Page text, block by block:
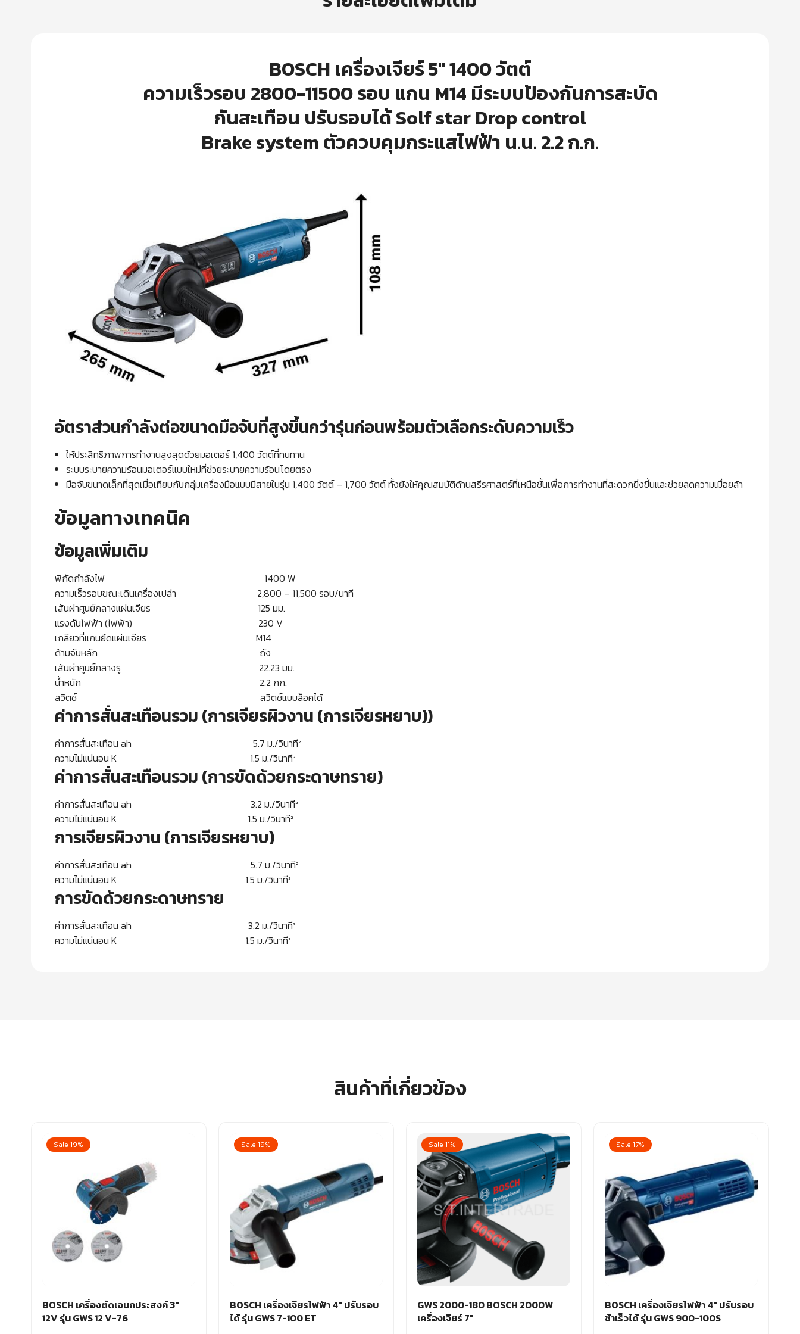
BOSCH เครื่องเจียร์ 5″ 1400 วัตต์
ความเร็วรอบ 2800-11500 รอบ แกน M14 มีระบบป้องกันการสะบัด
กันสะเทือน ปรับรอบได้ Solf star Drop control
Brake system ตัวควบคุมกระแสไฟฟ้า น.น. 2.2 ก.ก.
อัตราส่วนกำลังต่อขนาดมือจับที่สูงขึ้นกว่ารุ่นก่อนพร้อมตัวเลือกระดับความเร็ว
ให้ประสิทธิภาพการทำงานสูงสุดด้วยมอเตอร์ 1,400 วัตต์ที่ทนทาน
ระบบระบายความร้อนมอเตอร์แบบใหม่ที่ช่วยระบายความร้อนโดยตรง
มือจับขนาดเล็กที่สุดเมื่อเทียบกับกลุ่มเครื่องมือแบบมีสายในรุ่น 1,400 วัตต์ – 1,700 วัตต์ ทั้งยังให้คุณสมบัติด้านสรีรศาสตร์ที่เหนือชั้นเพื่อการทำงานที่สะดวกยิ่งขึ้นและช่วยลดความเมื่อยล้า
ข้อมูลทางเทคนิค
ข้อมูลเพิ่มเติม
พิกัดกำลังไฟ 1400 W
ความเร็วรอบขณะเดินเครื่องเปล่า 2,800 – 11,500 รอบ/นาที
เส้นผ่าศูนย์กลางแผ่นเจียร 125 มม.
แรงดันไฟฟ้า (ไฟฟ้า) 230 V
เกลียวที่แกนยึดแผ่นเจียร M14
ด้ามจับหลัก ถัง
เส้นผ่าศูนย์กลางรู 22.23 มม.
น้ำหนัก 2.2 กก.
สวิตช์ สวิตช์แบบล็อคได้
ค่าการสั่นสะเทือนรวม (การเจียรผิวงาน (การเจียรหยาบ))
ค่าการสั่นสะเทือน ah 5.7 ม./วินาที²
ความไม่แน่นอน K 1.5 ม./วินาที²
ค่าการสั่นสะเทือนรวม (การขัดด้วยกระดาษทราย)
ค่าการสั่นสะเทือน ah 3.2 ม./วินาที²
ความไม่แน่นอน K 1.5 ม./วินาที²
การเจียรผิวงาน (การเจียรหยาบ)
ค่าการสั่นสะเทือน ah 5.7 ม./วินาที²
ความไม่แน่นอน K 1.5 ม./วินาที²
การขัดด้วยกระดาษทราย
ค่าการสั่นสะเทือน ah 3.2 ม./วินาที²
ความไม่แน่นอน K 1.5 ม./วินาที²
สินค้าที่เกี่ยวข้อง
Sale 19%
BOSCH เครื่องตัดเอนกประสงค์ 3″
12V รุ่น GWS 12 V-76
Sale 19%
BOSCH เครื่องเจียรไฟฟ้า 4″ ปรับรอบ
ได้ รุ่น GWS 7-100 ET
Sale 11%
GWS 2000-180 BOSCH 2000W
เครื่องเจียร์ 7″
Sale 17%
BOSCH เครื่องเจียรไฟฟ้า 4″ ปรับรอบ
ช้าเร็วได้ รุ่น GWS 900-100S